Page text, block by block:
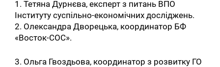
1. Тетяна Дурнєва, експерт з питань ВПО
Інституту суспільно-економічних досліджень.
2. Олександра Дворецька, координатор БФ
«Восток-СОС».
3. Ольга Гвоздьова, координатор з розвитку ГО